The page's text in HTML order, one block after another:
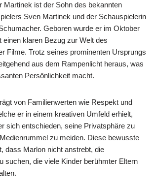
Martinek ist der Sohn des bekannten
Sven Martinek und der Schauspielerin
Geboren wurde er im Oktober
einen klaren Bezug zur Welt des
Filme. Trotz seines prominenten Ursprungs
aus dem Rampenlicht heraus, was
Persönlichkeit macht.
von Familienwerten wie Respekt und
er in einem kreativen Umfeld erhielt,
sich entschieden, seine Privatsphäre zu
zu meiden. Diese bewusste
dass Marlon nicht anstrebt, die
suchen, die viele Kinder berühmter Eltern